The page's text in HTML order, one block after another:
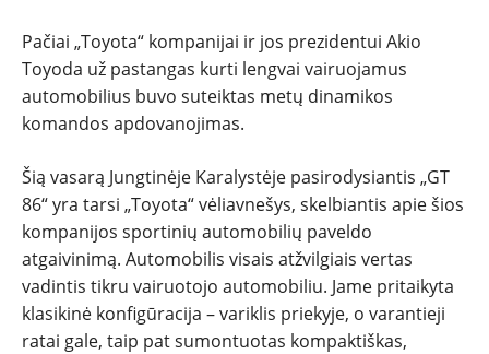
Pačiai „Toyota“ kompanijai ir jos prezidentui Akio
Toyoda už pastangas kurti lengvai vairuojamus
automobilius buvo suteiktas metų dinamikos
komandos apdovanojimas.
Šią vasarą Jungtinėje Karalystėje pasirodysiantis „GT
86“ yra tarsi „Toyota“ vėliavnešys, skelbiantis apie šios
kompanijos sportinių automobilių paveldo
atgaivinimą. Automobilis visais atžvilgiais vertas
vadintis tikru vairuotojo automobiliu. Jame pritaikyta
klasikinė konfigūracija – variklis priekyje, o varantieji
ratai gale, taip pat sumontuotas kompaktiškas,